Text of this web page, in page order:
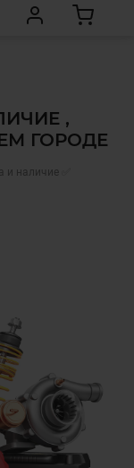
,
ГОРОДЕ
и наличие ✅